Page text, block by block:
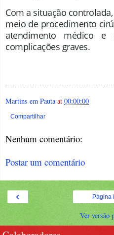
Com a situação
meio de procedimento
atendimento médico
complicações graves.
Martins em Pauta at 00:00:00
Compartilhar
Nenhum comentário:
Postar um comentário
‹ Página
Ver versão